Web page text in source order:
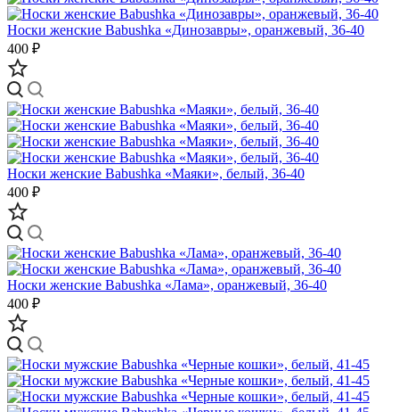
Носки женские Babushka «Динозавры», оранжевый, 36-40
400 ₽
Носки женские Babushka «Маяки», белый, 36-40
400 ₽
Носки женские Babushka «Лама», оранжевый, 36-40
400 ₽